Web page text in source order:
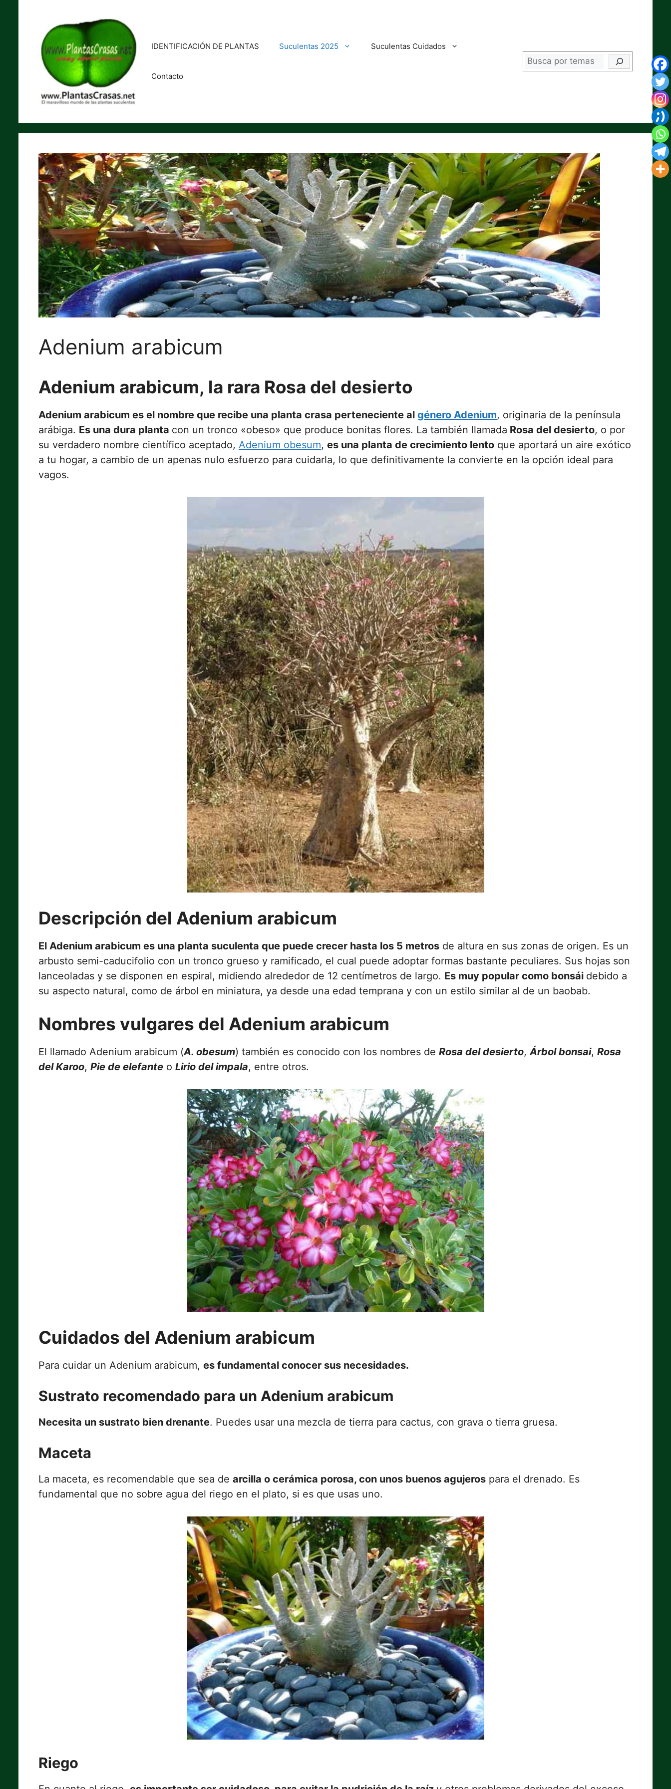
IDENTIFICACIÓN DE PLANTAS Suculentas 2025 Suculentas Cuidados
Contacto
Buscar
Adenium arabicum
Adenium arabicum, la rara Rosa del desierto
Adenium arabicum es el nombre que recibe una planta crasa perteneciente al género Adenium, originaria de la península
arábiga. Es una dura planta con un tronco «obeso» que produce bonitas flores. La también llamada Rosa del desierto, o por
su verdadero nombre científico aceptado, Adenium obesum, es una planta de crecimiento lento que aportará un aire exótico
a tu hogar, a cambio de un apenas nulo esfuerzo para cuidarla, lo que definitivamente la convierte en la opción ideal para
vagos.
Descripción del Adenium arabicum
El Adenium arabicum es una planta suculenta que puede crecer hasta los 5 metros de altura en sus zonas de origen. Es un
arbusto semi-caducifolio con un tronco grueso y ramificado, el cual puede adoptar formas bastante peculiares. Sus hojas son
lanceoladas y se disponen en espiral, midiendo alrededor de 12 centímetros de largo. Es muy popular como bonsái debido a
su aspecto natural, como de árbol en miniatura, ya desde una edad temprana y con un estilo similar al de un baobab.
Nombres vulgares del Adenium arabicum
El llamado Adenium arabicum (A. obesum) también es conocido con los nombres de Rosa del desierto,Árbol bonsai, Rosa
del Karoo, Pie de elefante o Lirio del impala, entre otros.
Cuidados del Adenium arabicum
Para cuidar un Adenium arabicum, es fundamental conocer sus necesidades.
Sustrato recomendado para un Adenium arabicum
Necesita un sustrato bien drenante. Puedes usar una mezcla de tierra para cactus, con grava o tierra gruesa.
Maceta
La maceta, es recomendable que sea de arcilla o cerámica porosa, con unos buenos agujeros para el drenado. Es
fundamental que no sobre agua del riego en el plato, si es que usas uno.
Riego